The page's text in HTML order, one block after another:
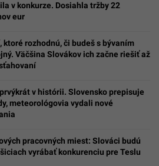
v konkurze. Dosiahla tržby 22
eur
ktoré rozhodnú, či budeš s bývaním
Väčšina Slovákov ich začne riešiť až
prvýkrát v histórii. Slovensko prepisuje
meteorológovia vydali nové
pracovných miest: Slováci budú
vyrábať konkurenciu pre Teslu